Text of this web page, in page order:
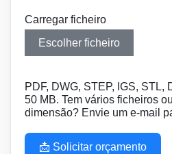
Carregar ficheiro
Escolher ficheiro
PDF, DWG, STEP, IGS, STL,
50 MB. Tem vários ficheiros
dimensão? Envie um e-mail
📩 Solicitar orçamento